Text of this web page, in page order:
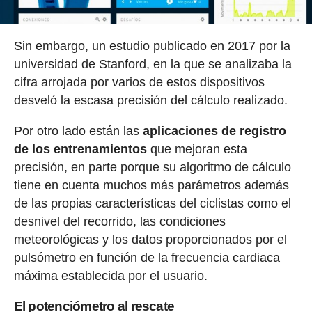
Sin embargo, un estudio publicado en 2017 por la
universidad de Stanford, en la que se analizaba la
cifra arrojada por varios de estos dispositivos
desveló la escasa precisión del cálculo realizado.
Por otro lado están las aplicaciones de registro
de los entrenamientosque mejoran esta
precisión, en parte porque su algoritmo de cálculo
tiene en cuenta muchos más parámetros además
de las propias características del ciclistas como el
desnivel del recorrido, las condiciones
meteorológicas y los datos proporcionados por el
pulsómetro en función de la frecuencia cardiaca
máxima establecida por el usuario.
El potenciómetro al rescate